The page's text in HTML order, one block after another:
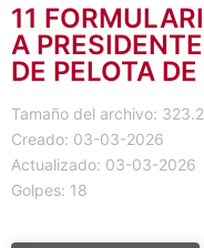
11
A
DE PELOTA
Tamaño del archivo:
Creado: 03-03-2026
Actualizado: 03-03-2026
Golpes: 18